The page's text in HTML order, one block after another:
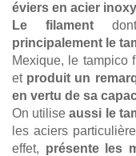
éviers en acier
Le filament
principalement le
Mexique, le tampico
etproduit un
en vertu de sa
On utilise aussi le
les aciers
effet, présente les